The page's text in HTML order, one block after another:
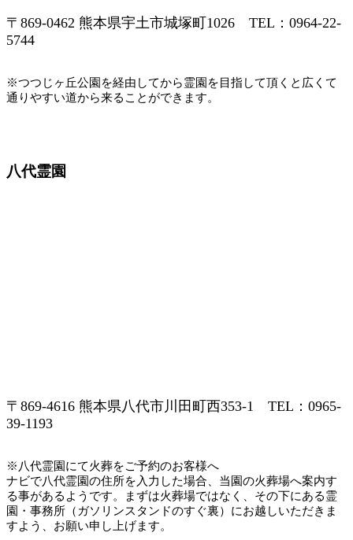
〒869-0462 熊本県宇土市城塚町1026 TEL：0964-22-
5744
※つつじヶ丘公園を経由してから霊園を目指して頂くと広くて
通りやすい道から来ることができます。
八代霊園
〒869-4616 熊本県八代市川田町西353-1 TEL：0965-
39-1193
※八代霊園にて火葬をご予約のお客様へ
ナビで八代霊園の住所を入力した場合、当園の火葬場へ案内す
る事があるようです。まずは火葬場ではなく、その下にある霊
園・事務所（ガソリンスタンドのすぐ裏）にお越しいただきま
すよう、お願い申し上げます。